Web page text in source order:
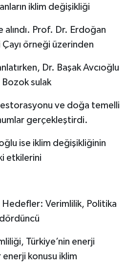
iklim değişikliği
alındı. Prof. Dr. Erdoğan
Çayı örneği üzerinden
Dr. Başak Avcıoğlu
Bozok sulak
ve doğa temelli
gerçekleştirdi.
ise iklim değişikliğinin
etkilerini
Hedefler: Verimlilik, Politika
dördüncü
Türkiye’nin enerji
konusu iklim